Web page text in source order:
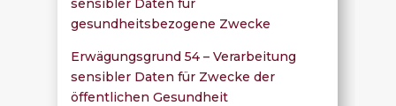
sensibler Daten für
gesundheitsbezogene Zwecke
Erwägungsgrund 54 – Verarbeitung
sensibler Daten für Zwecke der
öffentlichen Gesundheit